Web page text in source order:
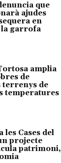
que
ajudes
en
la garrofa
amplia
de
terrenys de
temperatures
les Cases del
projecte
patrimoni,